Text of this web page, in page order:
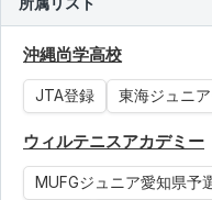
沖縄尚学高校
JTA登録 東海ジュニ
ウィルテニスアカデミー
MUFGジュニア愛知県予